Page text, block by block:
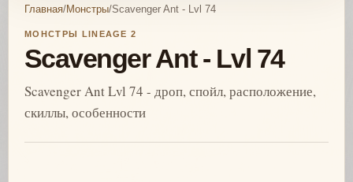
Главная/Монстры/Scavenger Ant - Lvl 74
МОНСТРЫ LINEAGE 2
Scavenger Ant - Lvl 74
Scavenger Ant Lvl 74 - дроп, спойл, расположение,
скиллы, особенности